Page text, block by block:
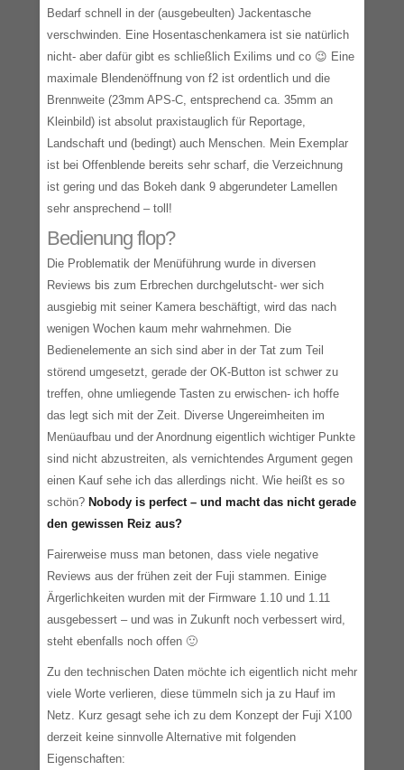
Bedarf schnell in der (ausgebeulten) Jackentasche
verschwinden. Eine Hosentaschenkamera ist sie natürlich
nicht- aber dafür gibt es schließlich Exilims und co 😉 Eine
maximale Blendenöffnung von f2 ist ordentlich und die
Brennweite (23mm APS-C, entsprechend ca. 35mm an
Kleinbild) ist absolut praxistauglich für Reportage,
Landschaft und (bedingt) auch Menschen. Mein Exemplar
ist bei Offenblende bereits sehr scharf, die Verzeichnung
ist gering und das Bokeh dank 9 abgerundeter Lamellen
sehr ansprechend – toll!
Bedienung flop?
Die Problematik der Menüführung wurde in diversen
Reviews bis zum Erbrechen durchgelutscht- wer sich
ausgiebig mit seiner Kamera beschäftigt, wird das nach
wenigen Wochen kaum mehr wahrnehmen. Die
Bedienelemente an sich sind aber in der Tat zum Teil
störend umgesetzt, gerade der OK-Button ist schwer zu
treffen, ohne umliegende Tasten zu erwischen- ich hoffe
das legt sich mit der Zeit. Diverse Ungereimheiten im
Menüaufbau und der Anordnung eigentlich wichtiger Punkte
sind nicht abzustreiten, als vernichtendes Argument gegen
einen Kauf sehe ich das allerdings nicht. Wie heißt es so
schön? Nobody is perfect – und macht das nicht gerade
den gewissen Reiz aus?
Fairerweise muss man betonen, dass viele negative
Reviews aus der frühen zeit der Fuji stammen. Einige
Ärgerlichkeiten wurden mit der Firmware 1.10 und 1.11
ausgebessert – und was in Zukunft noch verbessert wird,
steht ebenfalls noch offen 🙂
Zu den technischen Daten möchte ich eigentlich nicht mehr
viele Worte verlieren, diese tümmeln sich ja zu Hauf im
Netz. Kurz gesagt sehe ich zu dem Konzept der Fuji X100
derzeit keine sinnvolle Alternative mit folgenden
Eigenschaften: